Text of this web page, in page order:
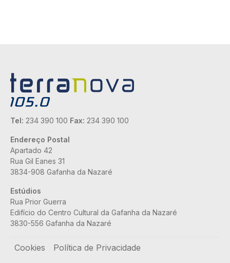
Tel: 234 390 100 Fax: 234 390 100
Endereço Postal
Apartado 42
Rua Gil Eanes 31
3834-908 Gafanha da Nazaré
Estúdios
Rua Prior Guerra
Edifício do Centro Cultural da Gafanha da Nazaré
3830-556 Gafanha da Nazaré
Rodapé
Cookies Política de Privacidade